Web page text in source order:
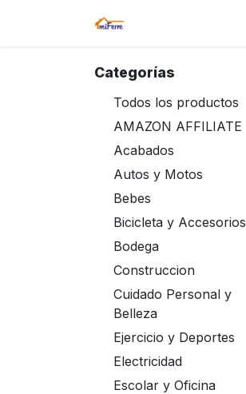
Categorías
Todos los productos
AMAZON AFFILIATE
Acabados
Autos y Motos
Bebes
Bicicleta y Accesorios
Bodega
Construccion
Cuidado Personal y
Belleza
Ejercicio y Deportes
Electricidad
Escolar y Oficina